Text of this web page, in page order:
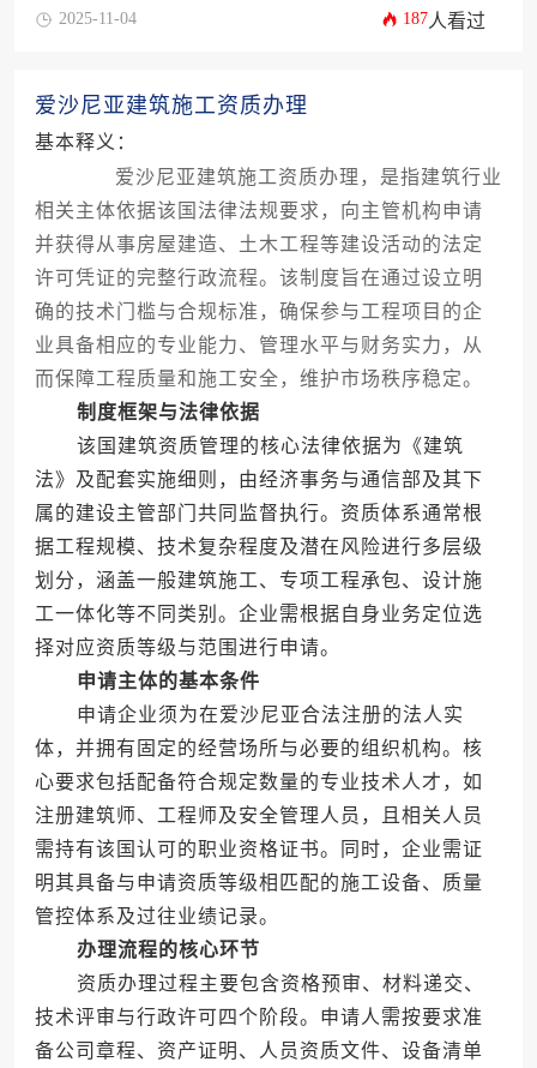
2025-11-04 187人看过
爱沙尼亚建筑施工资质办理
基本释义：
爱沙尼亚建筑施工资质办理，是指建筑行业
相关主体依据该国法律法规要求，向主管机构申请
并获得从事房屋建造、土木工程等建设活动的法定
许可凭证的完整行政流程。该制度旨在通过设立明
确的技术门槛与合规标准，确保参与工程项目的企
业具备相应的专业能力、管理水平与财务实力，从
而保障工程质量和施工安全，维护市场秩序稳定。
制度框架与法律依据
该国建筑资质管理的核心法律依据为《建筑
法》及配套实施细则，由经济事务与通信部及其下
属的建设主管部门共同监督执行。资质体系通常根
据工程规模、技术复杂程度及潜在风险进行多层级
划分，涵盖一般建筑施工、专项工程承包、设计施
工一体化等不同类别。企业需根据自身业务定位选
择对应资质等级与范围进行申请。
申请主体的基本条件
申请企业须为在爱沙尼亚合法注册的法人实
体，并拥有固定的经营场所与必要的组织机构。核
心要求包括配备符合规定数量的专业技术人才，如
注册建筑师、工程师及安全管理人员，且相关人员
需持有该国认可的职业资格证书。同时，企业需证
明其具备与申请资质等级相匹配的施工设备、质量
管控体系及过往业绩记录。
办理流程的核心环节
资质办理过程主要包含资格预审、材料递交、
技术评审与行政许可四个阶段。申请人需按要求准
备公司章程、资产证明、人员资质文件、设备清单